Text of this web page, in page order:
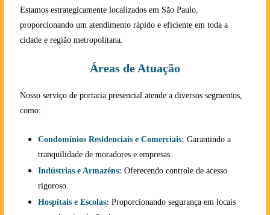
Estamos estrategicamente localizados em São Paulo,
proporcionando um atendimento rápido e eficiente em toda a
cidade e região metropolitana.
Áreas de Atuação
Nosso serviço de portaria presencial atende a diversos segmentos,
como:
Condomínios Residenciais e Comerciais: Garantindo a
tranquilidade de moradores e empresas.
Indústrias e Armazéns: Oferecendo controle de acesso
rigoroso.
Hospitais e Escolas: Proporcionando segurança em locais